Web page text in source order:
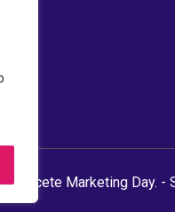
Marketing Day. -